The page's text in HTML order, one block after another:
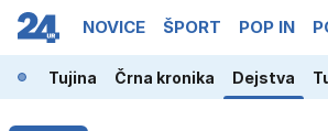
NOVICE ŠPORT POP IN
Tujina Črna kronika Dejstva